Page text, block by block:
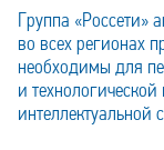
Группа «Россети»
во всех регионах
необходимы для
и
интеллектуальной